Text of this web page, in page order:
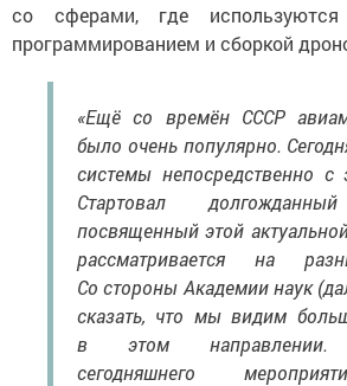
со сферами, где
программированием и сборкой
«Ещё со времён СССР
было очень популярно.
системы непосредственно с
Стартовал
посвященный этой
рассматривается на
Со стороны Академии наук
сказать, что мы видим
в этом направлении.
сегодняшнего